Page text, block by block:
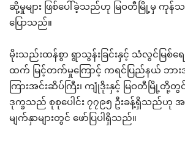
ဆို့မှုများ ဖြစ်ပေါ်ခဲ့သည်ဟု မြဝတီမြို့မှ ကု
ပြောသည်။
မိုးသည်းထန်စွာ ရွာသွန်းခြင်းနှင့် သံလွင်မြစ်ရ
ထက် မြင့်တက်မှုကြောင့် ကရင်ပြည်နယ် ဘား
ကြားအင်းဆိပ်ကြီး၊ ကျုံဒိုးနှင့် မြဝတီမြို့တို့
ဒုက္ခသည် စုစုပေါင်း ၇၇၉၅ ဦးခန့်ရှိသည်ဟု
မျက်နှာများတွင် ဖော်ပြပါရှိသည်။